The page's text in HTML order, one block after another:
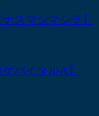
スマシマシラ】
バイタルA】